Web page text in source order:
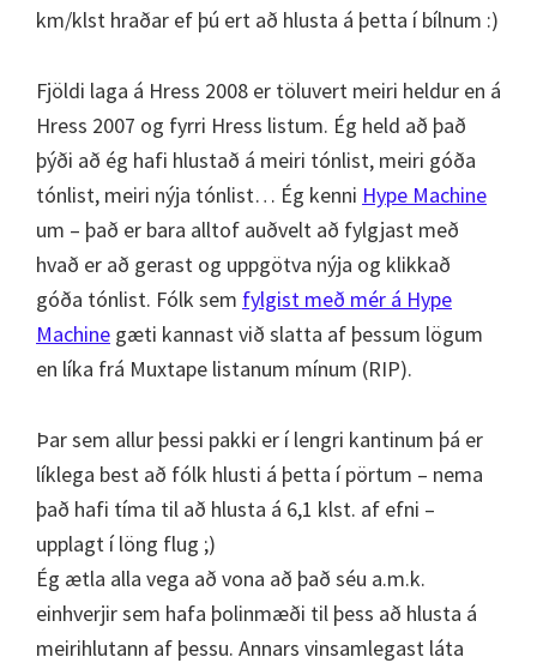
km/klst hraðar ef þú ert að hlusta á þetta í bílnum :)
Fjöldi laga á Hress 2008 er töluvert meiri heldur en á
Hress 2007 og fyrri Hress listum. Ég held að það
þýði að ég hafi hlustað á meiri tónlist, meiri góða
tónlist, meiri nýja tónlist… Ég kenni Hype Machine
um – það er bara alltof auðvelt að fylgjast með
hvað er að gerast og uppgötva nýja og klikkað
góða tónlist. Fólk sem fylgist með mér á Hype
Machine gæti kannast við slatta af þessum lögum
en líka frá Muxtape listanum mínum (RIP).
Þar sem allur þessi pakki er í lengri kantinum þá er
líklega best að fólk hlusti á þetta í pörtum – nema
það hafi tíma til að hlusta á 6,1 klst. af efni –
upplagt í löng flug ;)
Ég ætla alla vega að vona að það séu a.m.k.
einhverjir sem hafa þolinmæði til þess að hlusta á
meirihlutann af þessu. Annars vinsamlegast láta